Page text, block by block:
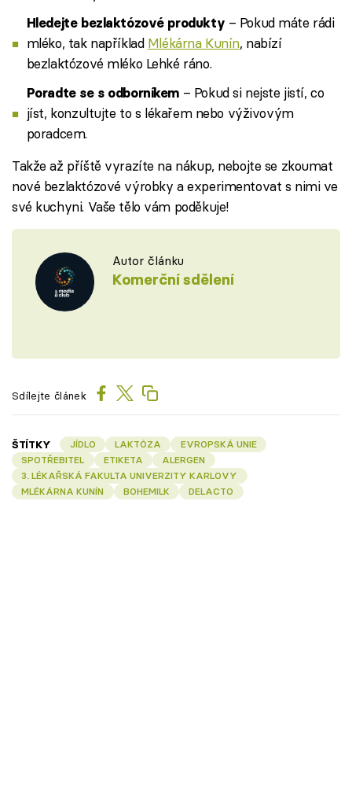
Hledejte bezlaktózové produkty – Pokud máte rádi
mléko, tak například Mlékárna Kunín, nabízí
bezlaktózové mléko Lehké ráno.
Poradte se s odborníkem – Pokud si nejste jistí, co
jíst, konzultujte to s lékařem nebo výživovým
poradcem.
Takže až příště vyrazíte na nákup, nebojte se zkoumat
nové bezlaktózové výrobky a experimentovat s nimi ve
své kuchyni. Vaše tělo vám poděkuje!
Autor článku
Komerční sdělení
Sdílejte článek
ŠTÍTKY JÍDLO LAKTÓZA
EVROPSKÁ UNIE
SPOTŘEBITEL
ETIKETA
ALERGEN
3. LÉKAŘSKÁ FAKULTA UNIVERZITY KARLOVY
MLÉKÁRNA KUNÍN
BOHEMILK DELACTO